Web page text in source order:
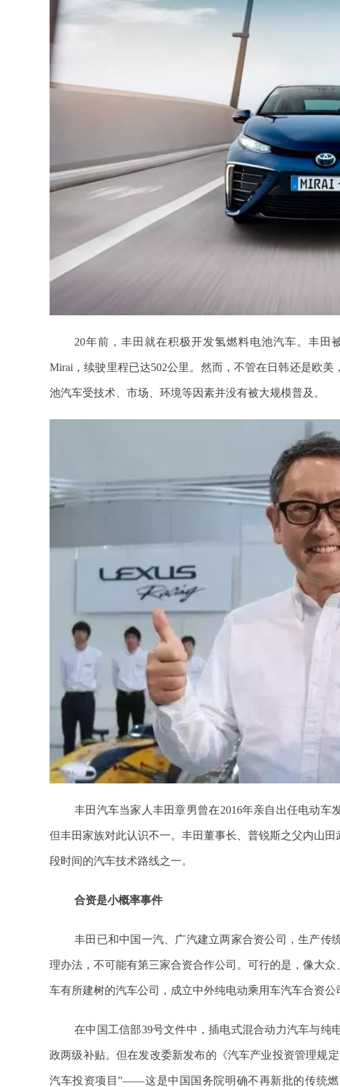
20年前，丰田就在积极开发氢燃料电池汽车。丰田
Mirai，续驶里程已达502公里。然而，不管在日韩还是欧
池汽车受技术、市场、环境等因素并没有被大规模普及。
丰田汽车当家人丰田章男曾在2016年亲自出任电动车
但丰田家族对此认识不一。丰田董事长、普锐斯之父内山
段时间的汽车技术路线之一。
合资是小概率事件
丰田已和中国一汽、广汽建立两家合资公司，生产传
理办法，不可能有第三家合资合作公司。可行的是，像大
车有所建树的汽车公司，成立中外纯电动乘用车汽车合资公
在中国工信部39号文件中，插电式混合动力汽车与
政两级补贴。但在发改委新发布的《汽车产业投资管理规
汽车投资项目”——这是中国国务院明确不再新批的传统